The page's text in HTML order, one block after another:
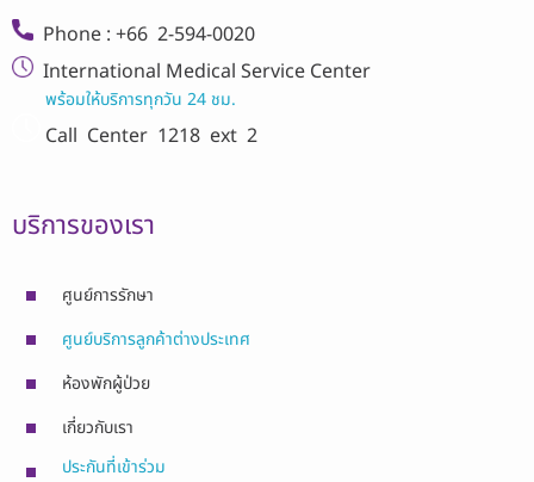
Phone : +66 2-594-0020
International Medical Service Center
พร้อมให้บริการทุกวัน 24 ชม.
Call Center 1218 ext 2
บริการของเรา
ศูนย์การรักษา
ศูนย์บริการลูกค้าต่างประเทศ
ห้องพักผู้ป่วย
เกี่ยวกับเรา
ประกันที่เข้าร่วม